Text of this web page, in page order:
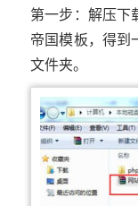
第一步：解压下
帝国模板，得到
文件夹。